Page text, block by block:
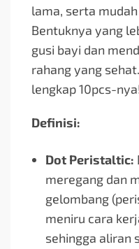
lama, serta
Bentuknya yang
gusi bayi dan
rahang yang
lengkap 10pcs-
Definisi:
Dot Peristaltic:
meregang dan
gelombang
meniru cara
sehingga aliran